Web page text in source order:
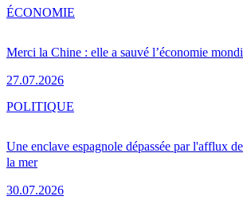
Merci la Chine : elle a sauvé l’économie
27.07.2026
ÉCONOMIE
Une enclave espagnole dépassée par l'afflux
la mer
30.07.2026
POLITIQUE